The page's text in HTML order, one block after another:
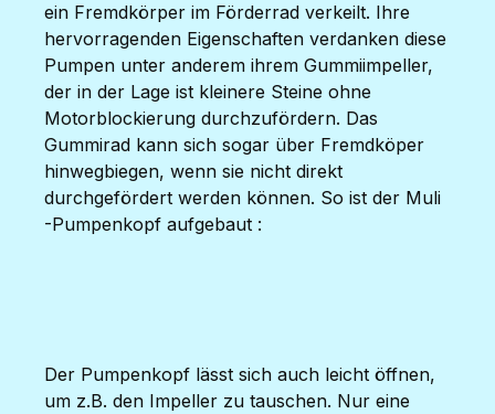
ein Fremdkörper im Förderrad verkeilt. Ihre
hervorragenden Eigenschaften verdanken diese
Pumpen unter anderem ihrem Gummiimpeller,
der in der Lage ist kleinere Steine ohne
Motorblockierung durchzufördern. Das
Gummirad kann sich sogar über Fremdköper
hinwegbiegen, wenn sie nicht direkt
durchgefördert werden können. So ist der Muli
-Pumpenkopf aufgebaut :
Der Pumpenkopf lässt sich auch leicht öffnen,
um z.B. den Impeller zu tauschen. Nur eine